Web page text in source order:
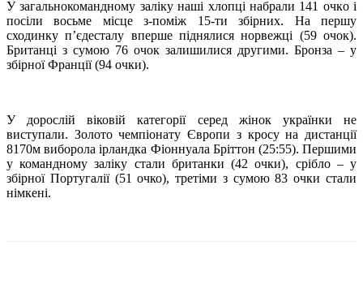
У загальнокомандному заліку наші хлопці набрали 141 очкo і
посіли восьме місце з-поміж 15-ти збірних. На першу
сходинку п’єдесталу вперше піднялися норвежці (59 очок).
Британці з сумою 76 очок залишилися другими. Бронза – у
збірної Франції (94 очки).
У дорослій віковій категорії серед жінок українки не
виступали. Золото чемпіонату Європи з кросу на дистанції
8170м виборола ірландка Фіоннуала Бріттон (25:55). Першими
у командному заліку стали британки (42 очки), срібло – у
збірної Португалії (51 очко), третіми з сумою 83 очки стали
німкені.